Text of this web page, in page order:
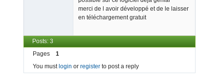
merci de l avoir développé et de le laisser
en téléchargement gratuit
Posts: 3
Pages
1
You must login or register to post a reply